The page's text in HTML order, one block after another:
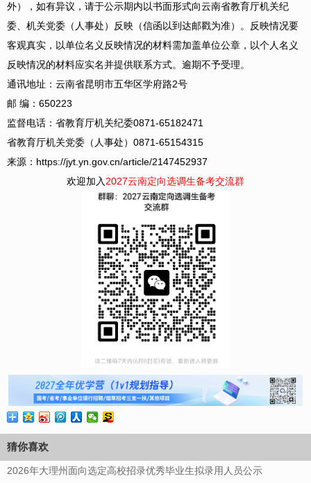
外），如有异议，请于公示期内以书面形式向云南省教育厅机关纪
委、机关党委（人事处）反映（信函以到达邮戳为准）。反映情况要
客观真实，以单位名义反映情况的材料需加盖单位公章，以个人名义
反映情况的材料应实名并提供联系方式。逾期不予受理。
通讯地址：云南省昆明市五华区学府路2号
邮 编：650223
监督电话：省教育厅机关纪委0871-65182471
省教育厅机关党委（人事处）0871-65154315
来源：https://jyt.yn.gov.cn/article/2147452937
欢迎加入2027云南定向选调生备考交流群
猜你喜欢
2026年大理州面向选定高校招录优秀毕业生拟录用人员公示